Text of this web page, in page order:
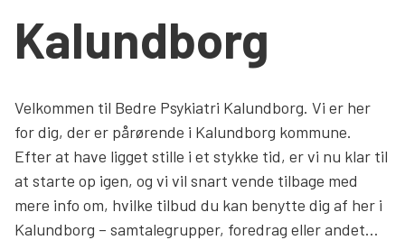
Om os
Vær med
Presse og politik
Støt os
Kalundborg
Velkommen til Bedre Psykiatri Kalundborg. Vi er her
for dig, der er pårørende i Kalundborg kommune.
Efter at have ligget stille i et stykke tid, er vi nu klar til
at starte op igen, og vi vil snart vende tilbage med
mere info om, hvilke tilbud du kan benytte dig af her i
Kalundborg – samtalegrupper, foredrag eller andet…